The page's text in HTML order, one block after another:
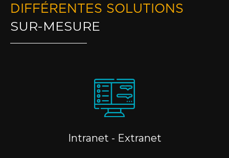
DIFFÉRENTES SOLUTIONS
SUR-MESURE
Intranet - Extranet